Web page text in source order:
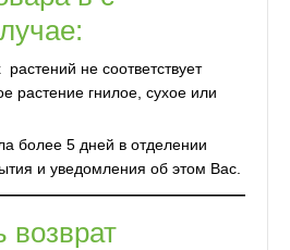
не соответствует
растение гнилое, сухое или
более 5 дней в отделении
и уведомления об этом Вас.
возврат